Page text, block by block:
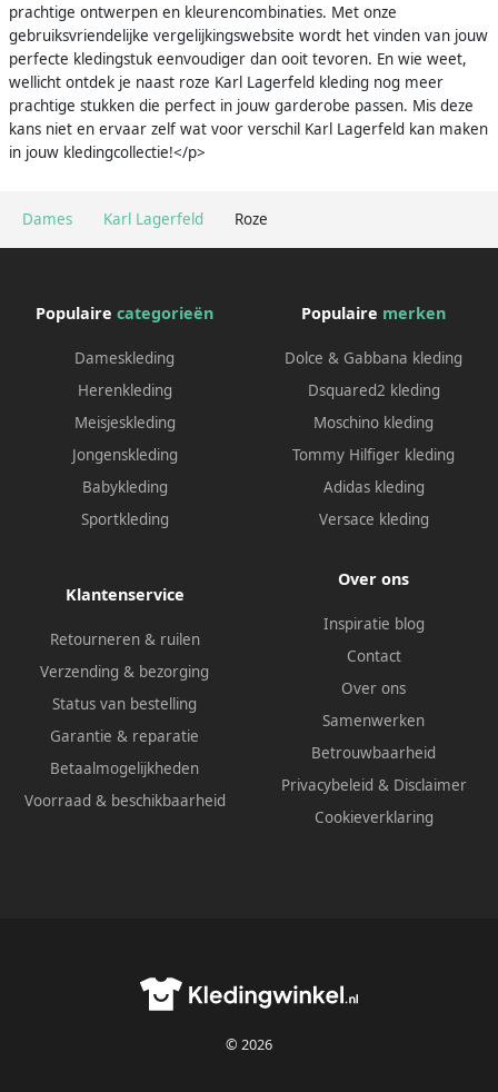
Dames Karl Lagerfeld Roze
prachtige ontwerpen en kleurencombinaties. Met onze
gebruiksvriendelijke vergelijkingswebsite wordt het vinden van jouw
perfecte kledingstuk eenvoudiger dan ooit tevoren. En wie weet,
wellicht ontdek je naast roze Karl Lagerfeld kleding nog meer
prachtige stukken die perfect in jouw garderobe passen. Mis deze
kans niet en ervaar zelf wat voor verschil Karl Lagerfeld kan maken
in jouw kledingcollectie!</p>
Populaire categorieën
Dameskleding
Herenkleding
Meisjeskleding
Jongenskleding
Babykleding
Sportkleding
Populaire merken
Dolce & Gabbana kleding
Dsquared2 kleding
Moschino kleding
Tommy Hilfiger kleding
Adidas kleding
Versace kleding
Klantenservice
Retourneren & ruilen
Verzending & bezorging
Status van bestelling
Garantie & reparatie
Betaalmogelijkheden
Voorraad & beschikbaarheid
Over ons
Inspiratie blog
Contact
Over ons
Samenwerken
Betrouwbaarheid
Privacybeleid & Disclaimer
Cookieverklaring
© 2026